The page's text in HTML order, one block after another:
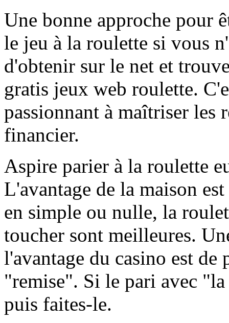
Une bonne approche pour
le jeu à la roulette si vous
d'obtenir sur le net et
gratis jeux web roulette.
passionnant à maîtriser les
financier.
Aspire parier à la roulette
L'avantage de la maison
en simple ou nulle, la
toucher sont meilleures.
l'avantage du casino est
"remise". Si le pari avec
puis faites-le.